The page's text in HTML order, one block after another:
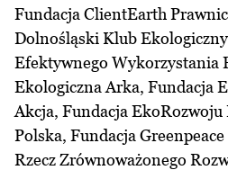
Fundacja ClientEarth
Dolnośląski Klub
Efektywnego Wykorzystania
Ekologiczna Arka, Fundacja
Akcja, Fundacja EkoRozwoju
Polska, Fundacja
Rzecz Zrównoważonego